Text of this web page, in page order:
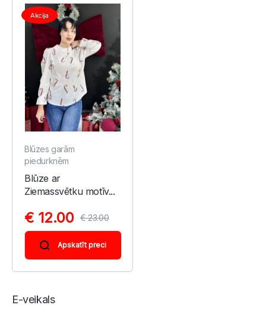
Akcija
Blūzes garām
piedurknēm
Blūze ar
Ziemassvētku motīv...
€ 12.00 € 23.00
Apskatīt preci
E-veikals